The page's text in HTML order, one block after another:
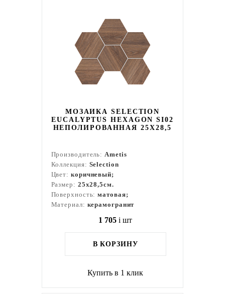
МОЗАИКА SELECTION
EUCALYPTUS HEXAGON SI02
НЕПОЛИРОВАННАЯ 25X28,5
Производитель:Ametis
Коллекция: Selection
Цвет: коричневый;
Размер: 25x28,5см.
Поверхность:матовая;
Материал: керамогранит
1 705 i шт
В КОРЗИНУ
Купить в 1 клик